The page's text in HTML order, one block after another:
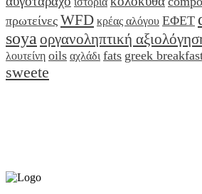
πρωτείνες WFD κρέας αλόγου ΕΦΕΤ
soya οργανοληπτική
λουτείνη oils αχλάδι fats greek
sweete